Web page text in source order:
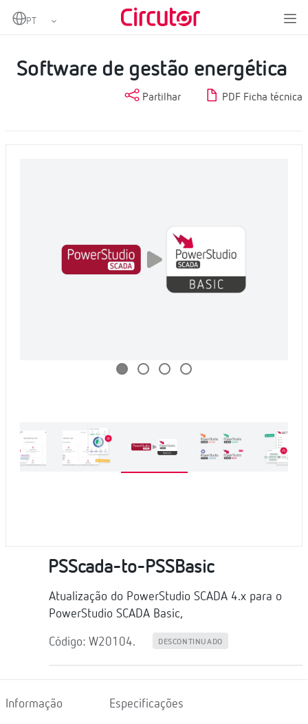
Home Software
Software local
Software de gestão energética
Partilhar PDF Ficha técnica
PSScada-to-PSSBasic
Atualização do PowerStudio SCADA 4.x para o
PowerStudio SCADA Basic,
Código: W20104. DESCONTINUADO
Informação Especificações